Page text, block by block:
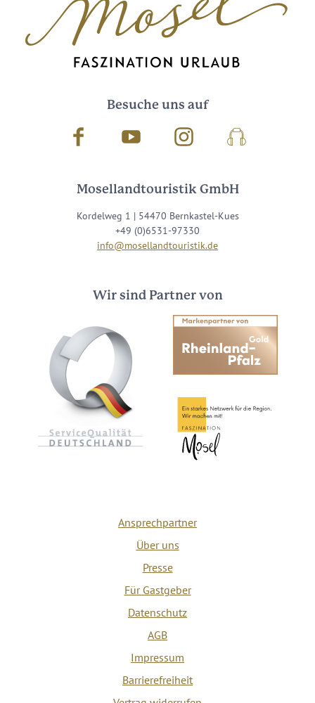
Besuche uns auf
Facebook Youtube InstagramPodcast
Mosellandtouristik GmbH
Kordelweg 1 | 54470 Bernkastel-Kues
+49 (0)6531-97330
info@mosellandtouristik.de
Wir sind Partner von
Ansprechpartner
Über uns
Presse
Für Gastgeber
Datenschutz
AGB
Impressum
Barrierefreiheit